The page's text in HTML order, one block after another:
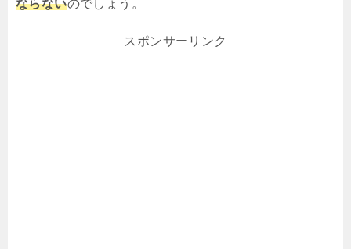
ならないのでしょう。
スポンサーリンク